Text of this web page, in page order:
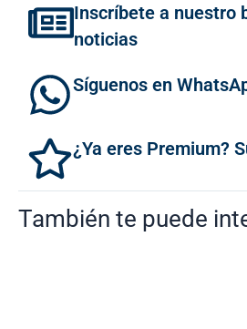
Inscríbete a nuestro
noticias
Síguenos en
¿Ya eres Premium?
También te puede